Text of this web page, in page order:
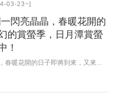
03-23~]
閃亮晶晶，春暖花開的
的賞螢季，日月潭賞螢
！
春暖花開的日子即將到來，又來...